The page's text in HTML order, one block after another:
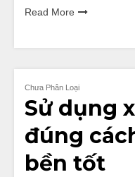
Read More
Chưa Phân Loại
Sử dụng
đúng
bền tốt